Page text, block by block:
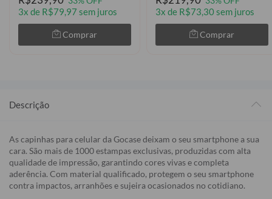
3x de R$79,97 sem juros
Comprar
3x de R$73,30 sem juros
Comprar
Descrição
As capinhas para celular da Gocase deixam o seu smartphone a sua
cara. São mais de 1000 estampas exclusivas, produzidas com alta
qualidade de impressão, garantindo cores vivas e completa
aderência. Com material qualificado, protegem o seu smartphone
contra impactos, arranhões e sujeira ocasionados no cotidiano.